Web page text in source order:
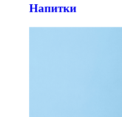
Напитки